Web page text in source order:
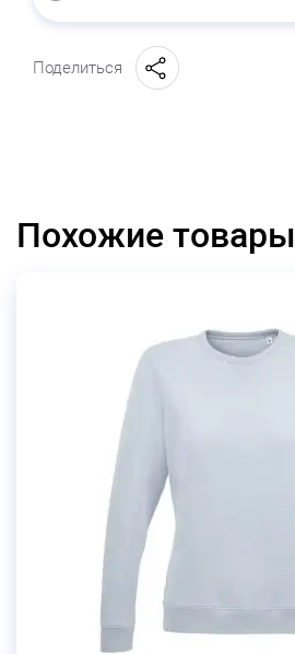
Поделиться
Похожие товары